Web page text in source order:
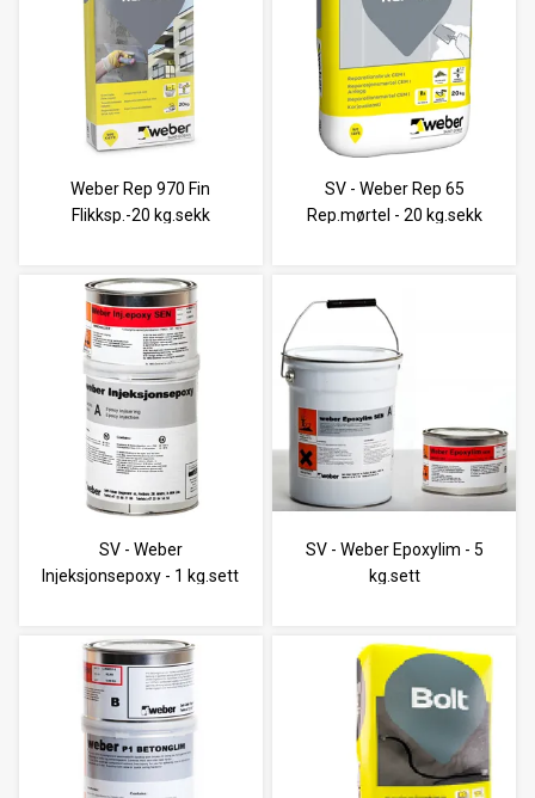
Weber Rep 970 Fin
Flikksp.-20 kg.sekk
SV - Weber Rep 65
Rep.mørtel - 20 kg.sekk
SV - Weber
Injeksjonsepoxy - 1 kg.sett
SV - Weber Epoxylim - 5
kg.sett